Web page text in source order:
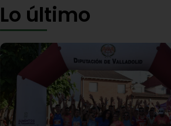
Lo último